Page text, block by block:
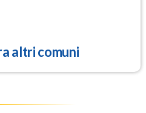
altri comuni